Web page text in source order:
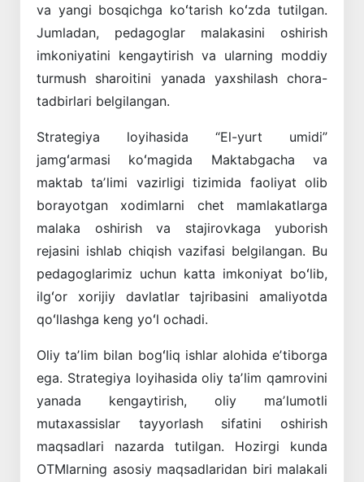
va yangi bosqichga koʻtarish koʻzda tutilgan.
Jumladan, pedagoglar malakasini oshirish
imkoniyatini kengaytirish va ularning moddiy
turmush sharoitini yanada yaxshilash chora-
tadbirlari belgilangan.
Strategiya loyihasida “El-yurt umidi”
jamgʻarmasi koʻmagida Maktabgacha va
maktab taʼlimi vazirligi tizimida faoliyat olib
borayotgan xodimlarni chet mamlakatlarga
malaka oshirish va stajirovkaga yuborish
rejasini ishlab chiqish vazifasi belgilangan. Bu
pedagoglarimiz uchun katta imkoniyat boʻlib,
ilgʻor xorijiy davlatlar tajribasini amaliyotda
qoʻllashga keng yoʻl ochadi.
Oliy taʼlim bilan bogʻliq ishlar alohida eʼtiborga
ega. Strategiya loyihasida oliy taʼlim qamrovini
yanada kengaytirish, oliy maʼlumotli
mutaxassislar tayyorlash sifatini oshirish
maqsadlari nazarda tutilgan. Hozirgi kunda
OTMlarning asosiy maqsadlaridan biri malakali